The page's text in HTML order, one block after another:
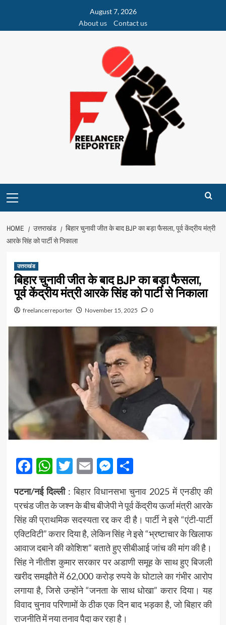
content
August 7, 2026
About us
Contact us
Menu
HOME उत्तराखंड
बिहार चुनावी जीत के बाद BJP का बड़ा फैसला, पूर्व केंद्रीय मंत्री
आरके सिंह को पार्टी से निकाला
उत्तराखंड
बिहार चुनावी जीत के बाद BJP का बड़ा फैसला,
पूर्व केंद्रीय मंत्री आरके सिंह को पार्टी से निकाला
freelancerreporter November 15, 2025 0
Facebook
WhatsApp
Twitter
EmailMessenger
Share
पटना/नई दिल्ली: बिहार विधानसभा चुनाव 2025 में एनडीए की
प्रचंड जीत के जश्न के बीच बीजेपी ने पूर्व केंद्रीय ऊर्जा मंत्री आरके
सिंह की प्राथमिक सदस्यता रद्द कर दी है। पार्टी ने इसे “एंटी-पार्टी
एक्टिविटी” करार दिया है, लेकिन सिंह ने इसे “भ्रष्टाचार के खिलाफ
आवाज दबाने की कोशिश” बताते हुए सीबीआई जांच की मांग की है।
सिंह ने नीतीश कुमार सरकार पर अडाणी समूह के साथ हुए बिजली
खरीद समझौते में 62,000 करोड़ रुपये के घोटाले का गंभीर आरोप
लगाया है, जिसे उन्होंने “जनता के साथ धोखा” करार दिया। यह
विवाद चुनाव परिणामों के ठीक एक दिन बाद भड़का है, जो बिहार की
राजनीति में नया तनाव पैदा कर रहा है।